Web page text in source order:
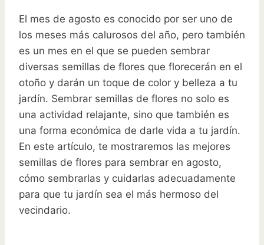
El mes de agosto es conocido por ser uno de
los meses más calurosos del año, pero también
es un mes en el que se pueden sembrar
diversas semillas de flores que florecerán en el
otoño y darán un toque de color y belleza a tu
jardín. Sembrar semillas de flores no solo es
una actividad relajante, sino que también es
una forma económica de darle vida a tu jardín.
En este artículo, te mostraremos las mejores
semillas de flores para sembrar en agosto,
cómo sembrarlas y cuidarlas adecuadamente
para que tu jardín sea el más hermoso del
vecindario.